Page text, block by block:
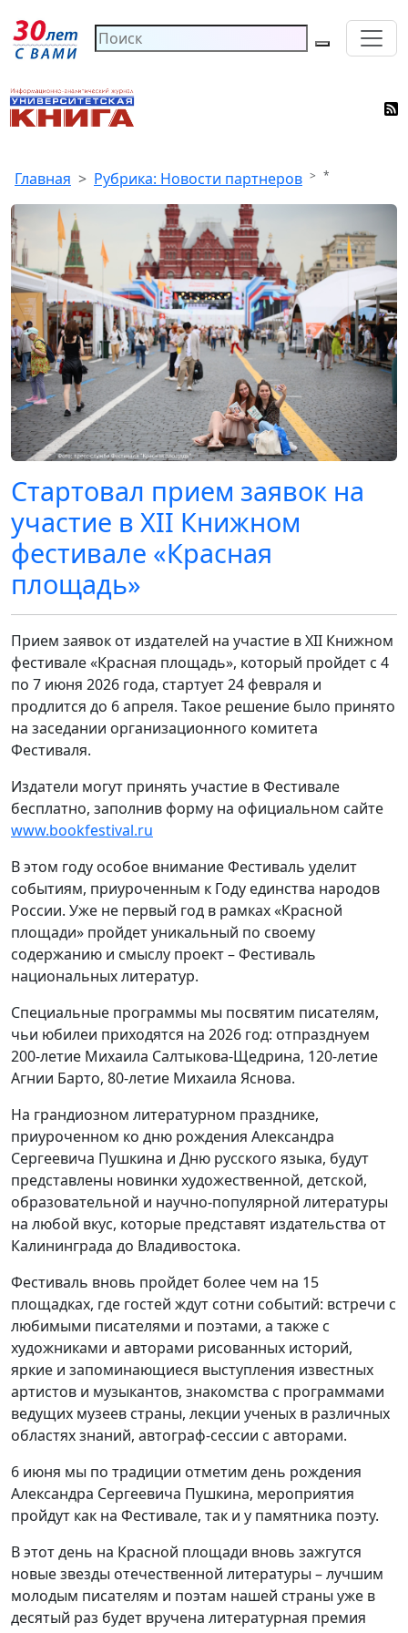
Главная Рубрика: Новости партнеров *
Стартовал прием заявок на
участие в XII Книжном
фестивале «Красная
площадь»
Прием заявок от издателей на участие в XII Книжном
фестивале «Красная площадь», который пройдет с 4
по 7 июня 2026 года, стартует 24 февраля и
продлится до 6 апреля. Такое решение было принято
на заседании организационного комитета
Фестиваля.
Издатели могут принять участие в Фестивале
бесплатно, заполнив форму на официальном сайте
www.bookfestival.ru
В этом году особое внимание Фестиваль уделит
событиям, приуроченным к Году единства народов
России. Уже не первый год в рамках «Красной
площади» пройдет уникальный по своему
содержанию и смыслу проект – Фестиваль
национальных литератур.
Специальные программы мы посвятим писателям,
чьи юбилеи приходятся на 2026 год: отпразднуем
200-летие Михаила Салтыкова-Щедрина, 120-летие
Агнии Барто, 80-летие Михаила Яснова.
На грандиозном литературном празднике,
приуроченном ко дню рождения Александра
Сергеевича Пушкина и Дню русского языка, будут
представлены новинки художественной, детской,
образовательной и научно-популярной литературы
на любой вкус, которые представят издательства от
Калининграда до Владивостока.
Фестиваль вновь пройдет более чем на 15
площадках, где гостей ждут сотни событий: встречи с
любимыми писателями и поэтами, а также с
художниками и авторами рисованных историй,
яркие и запоминающиеся выступления известных
артистов и музыкантов, знакомства с программами
ведущих музеев страны, лекции ученых в различных
областях знаний, автограф-сессии с авторами.
6 июня мы по традиции отметим день рождения
Александра Сергеевича Пушкина, мероприятия
пройдут как на Фестивале, так и у памятника поэту.
В этот день на Красной площади вновь зажгутся
новые звезды отечественной литературы – лучшим
молодым писателям и поэтам нашей страны уже в
десятый раз будет вручена литературная премия